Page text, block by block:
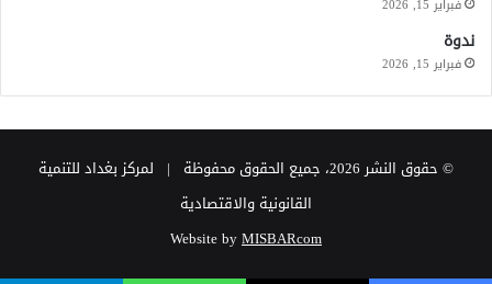
فبراير 15, 2026
ندوة
فبراير 15, 2026
© حقوق النشر 2026، جميع الحقوق محفوظة | لمركز بغداد للتنمية
القانونية والاقتصادية
Website byMISBARcom